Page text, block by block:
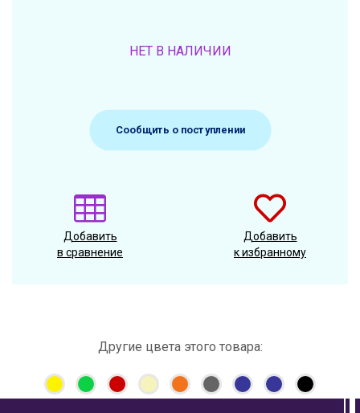
НЕТ В НАЛИЧИИ
Сообщить о поступлении
Добавить
в сравнение
Добавить
к избранному
Другие цвета этого товара: